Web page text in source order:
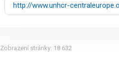
http://www.unhcr-
Zobrazení stránky: 18 632